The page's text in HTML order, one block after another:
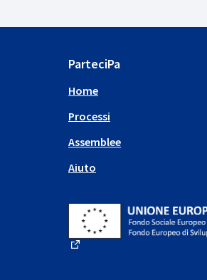
ParteciPa
Home
Processi
Assemblee
Aiuto